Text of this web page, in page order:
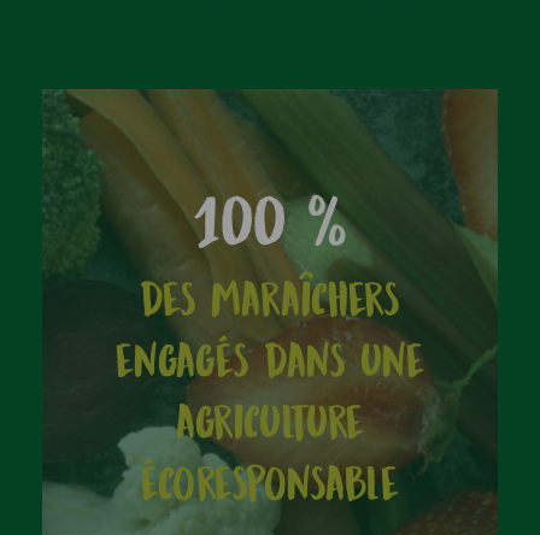
100 %
des maraîchers
engagés dans une
agriculture
écoresponsable